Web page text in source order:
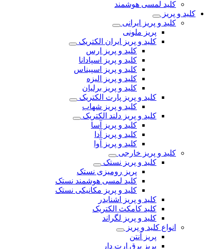
کلید لمسی هوشمند
کلید و پریز
کلید و پریز ایرانی
پریز ملونی
کلید و پریز ایران الکتریک
کلید و پریز ارس
کلید و پریز اسپادانا
کلید و پریز اسپیناس
کلید و پریز الیزه
کلید و پریز برلیان
کلید و پریز پارت الکتریک
کلید و پریز شهاب
کلید و پریز دلند الکتریک
کلید و پریز آسا
کلید و پریز آدا
کلید و پریز آوا
کلید و پریز خارجی
کلید و پریز نستک
پریز رومیزی نستک
کلید لمسی هوشمند نستک
کلید و پریز مکانیکی نستک
کلید و پریز اشنایدر
کلید کامکث الکتریک
کلید و پریز لگراند
انواع کلید و پریز
پریز آنتن
پریز برق ارت دار